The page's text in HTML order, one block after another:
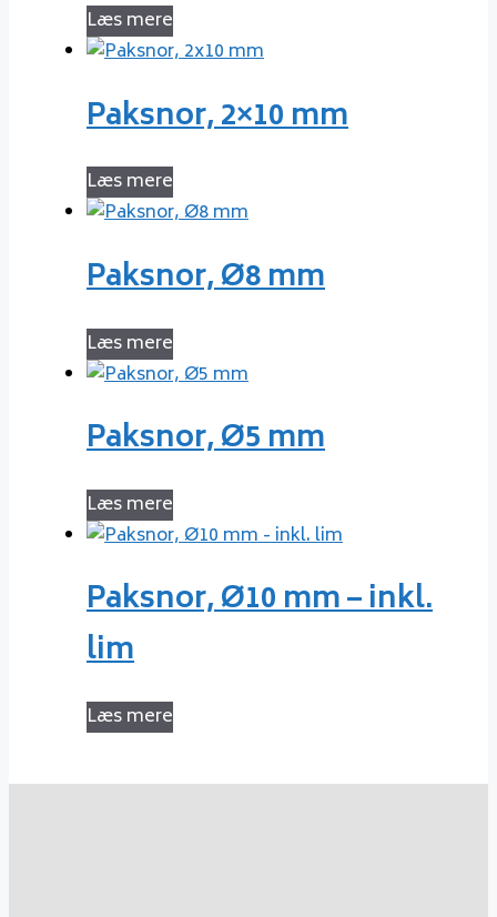
Læs mere
Paksnor, 2×10 mm
Læs mere
Paksnor, Ø8 mm
Læs mere
Paksnor, Ø5 mm
Læs mere
Paksnor, Ø10 mm – inkl.
lim
Læs mere